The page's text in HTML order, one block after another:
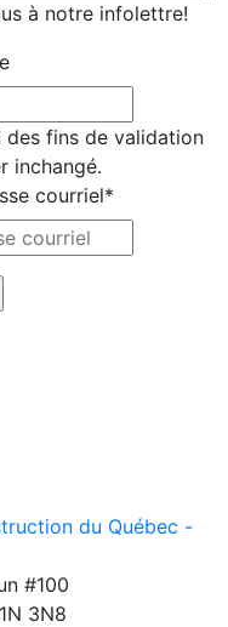
à notre infolettre!
des fins de validation
inchangé.
courriel*
#100
3N8